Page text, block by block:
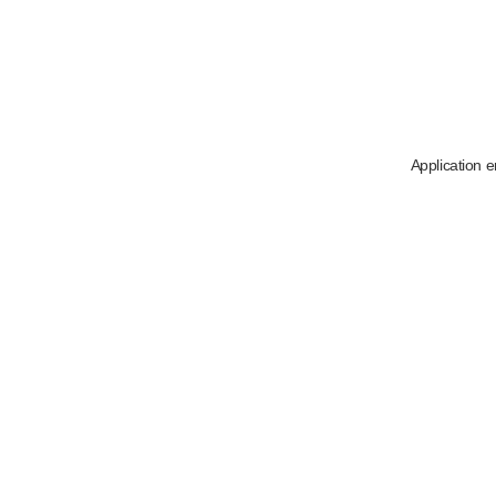
Application